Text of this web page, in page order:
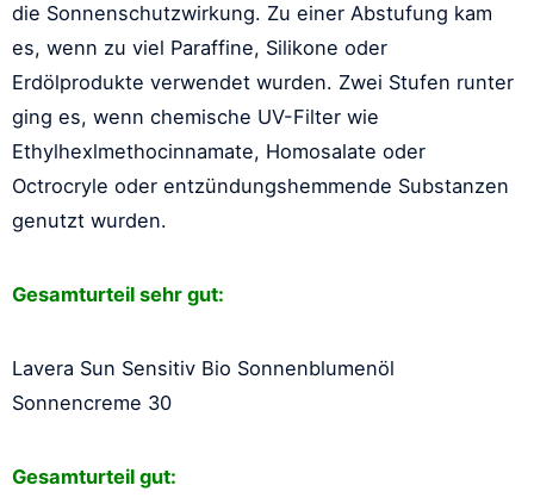
die Sonnenschutzwirkung. Zu einer Abstufung kam
es, wenn zu viel Paraffine, Silikone oder
Erdölprodukte verwendet wurden. Zwei Stufen runter
ging es, wenn chemische UV-Filter wie
Ethylhexlmethocinnamate, Homosalate oder
Octrocryle oder entzündungshemmende Substanzen
genutzt wurden.
Gesamturteil sehr gut:
Lavera Sun Sensitiv Bio Sonnenblumenöl
Sonnencreme 30
Gesamturteil gut: